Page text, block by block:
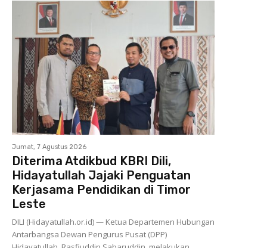
Jumat, 7 Agustus 2026
Diterima Atdikbud KBRI Dili,
Hidayatullah Jajaki Penguatan
Kerjasama Pendidikan di Timor
Leste
DILI (Hidayatullah.or.id) — Ketua Departemen Hubungan
Antarbangsa Dewan Pengurus Pusat (DPP)